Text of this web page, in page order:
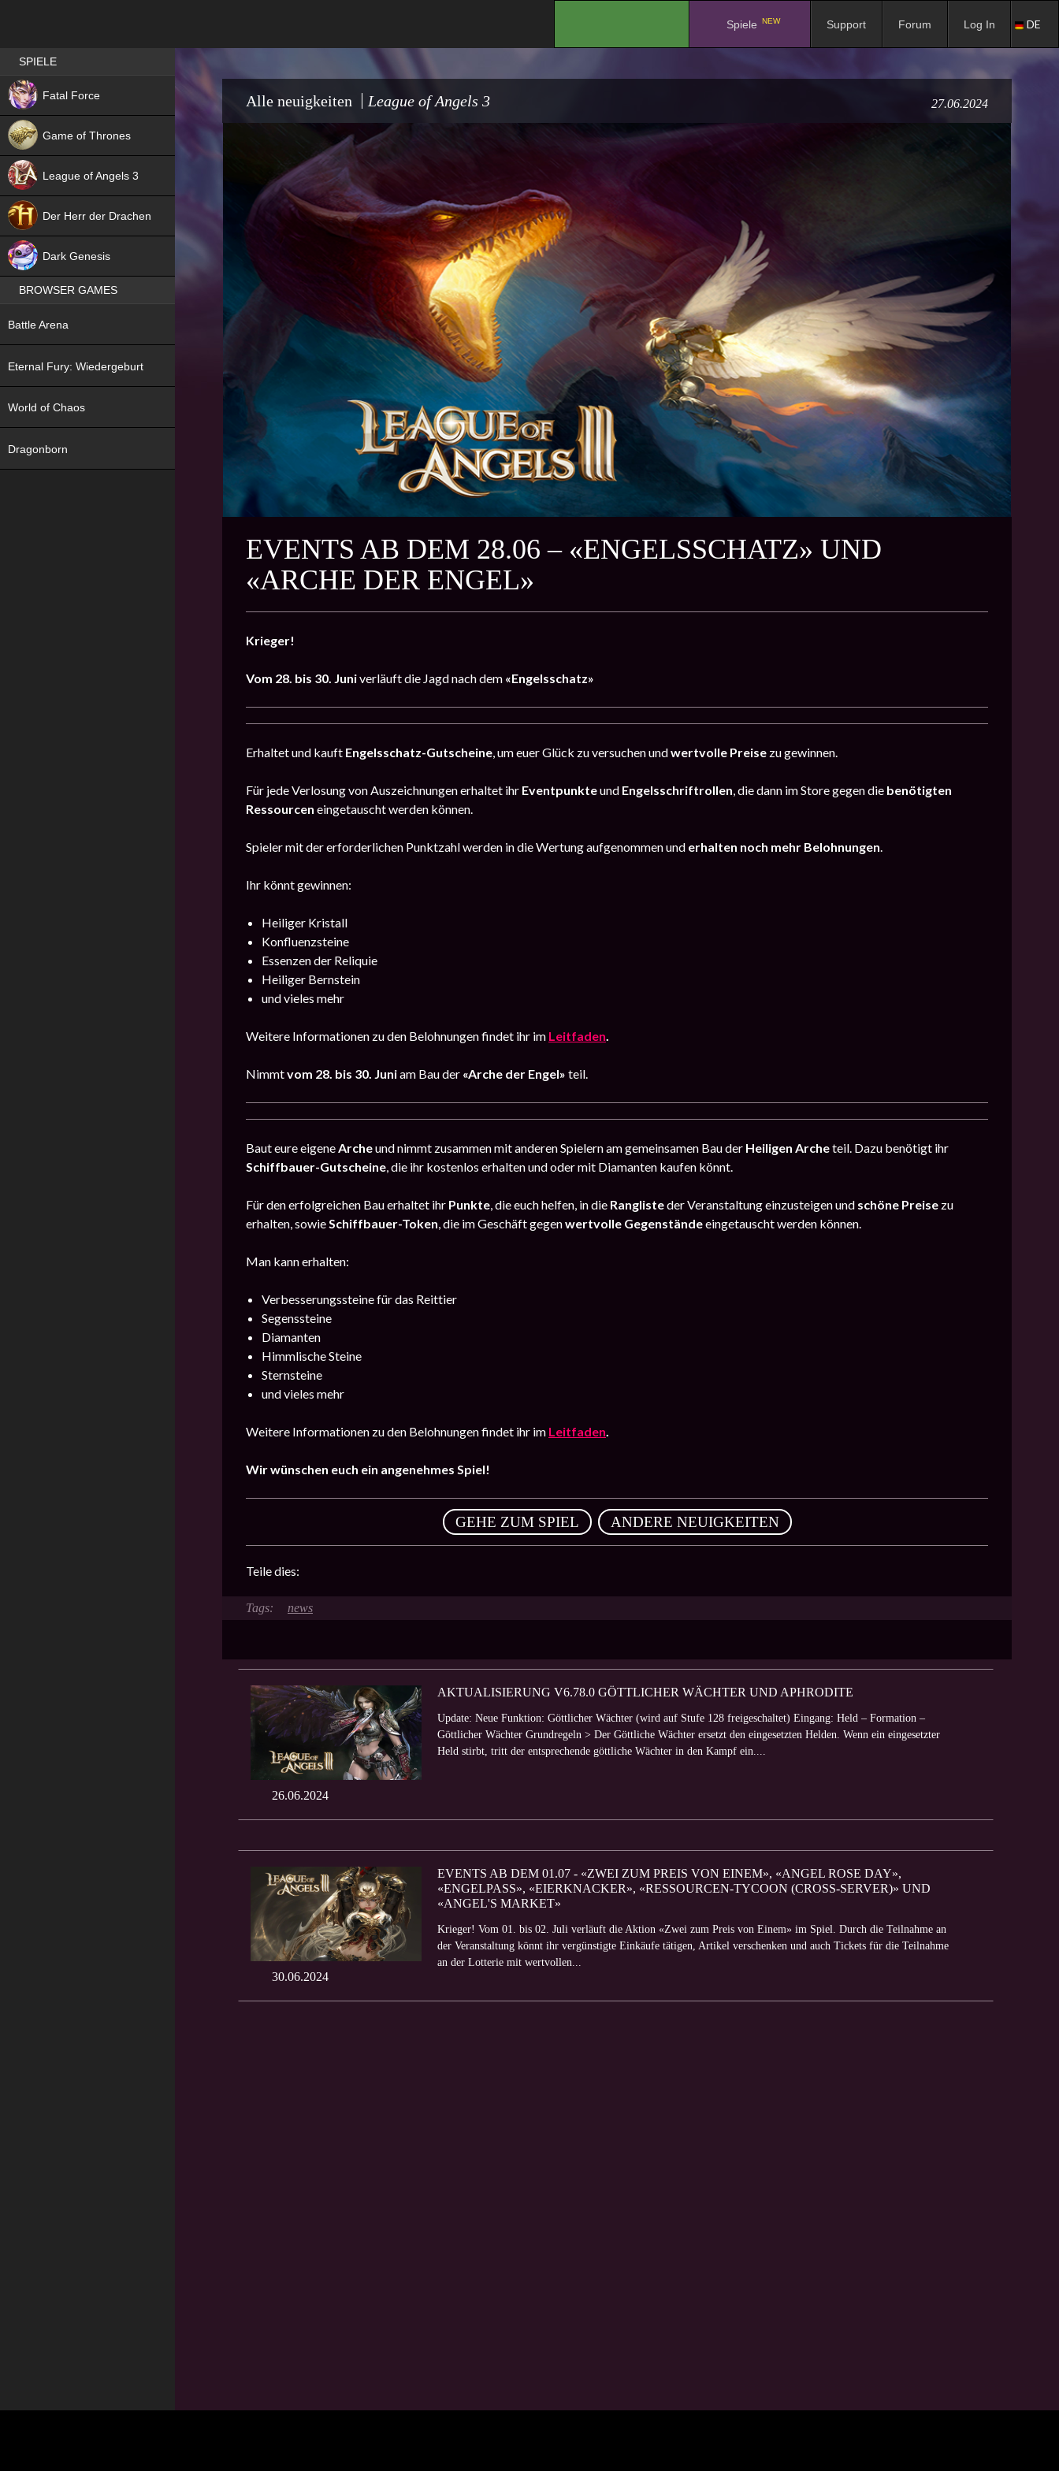
Spiele NEW Support Forum Log In DE
Alle neuigkeiten League of Angels 3 27.06.2024
EVENTS AB DEM 28.06 – «ENGELSSCHATZ» UND
«ARCHE DER ENGEL»
Krieger!
Vom 28. bis 30. Juniverläuft die Jagd nach dem «Engelsschatz»
Erhaltet und kauft Engelsschatz-Gutscheine, um euer Glück zu versuchen undwertvolle Preise zu gewinnen.
Für jede Verlosung von Auszeichnungen erhaltet ihr Eventpunkteund Engelsschriftrollen, die dann im Store gegen die benötigten
Ressourcen eingetauscht werden können.
Spieler mit der erforderlichen Punktzahl werden in die Wertung aufgenommen und erhalten noch mehr Belohnungen.
Ihr könnt gewinnen:
Heiliger Kristall
Konfluenzsteine
Essenzen der Reliquie
Heiliger Bernstein
und vieles mehr
Weitere Informationen zu den Belohnungen findet ihr im Leitfaden.
Nimmtvom 28. bis 30. Juniam Bau der «Arche der Engel» teil.
Baut eure eigeneArcheund nimmt zusammen mit anderen Spielern am gemeinsamen Bau der Heiligen Archeteil. Dazu benötigt ihr
Schiffbauer-Gutscheine, die ihr kostenlos erhalten und oder mit Diamanten kaufen könnt.
Für den erfolgreichen Bau erhaltet ihr Punkte, die euch helfen, in die Ranglisteder Veranstaltung einzusteigen und schöne Preise zu
erhalten, sowieSchiffbauer-Token, die im Geschäft gegenwertvolle Gegenständeeingetauscht werden können.
Man kann erhalten:
Verbesserungssteine für das Reittier
Segenssteine
Diamanten
Himmlische Steine
Sternsteine
und vieles mehr
Weitere Informationen zu den Belohnungen findet ihr im Leitfaden.
Wir wünschen euch ein angenehmes Spiel!
GEHE ZUM SPIEL , ANDERE NEUIGKEITEN
Teile dies:
news
26.06.2024
AKTUALISIERUNG V6.78.0 GÖTTLICHER WÄCHTER UND APHRODITE
Update: Neue Funktion: Göttlicher Wächter (wird auf Stufe 128 freigeschaltet) Eingang: Held – Formation –
Göttlicher Wächter Grundregeln > Der Göttliche Wächter ersetzt den eingesetzten Helden. Wenn ein eingesetzter
Held stirbt, tritt der entsprechende göttliche Wächter in den Kampf ein....
30.06.2024
EVENTS AB DEM 01.07 - «ZWEI ZUM PREIS VON EINEM», «ANGEL ROSE DAY»,
«ENGELPASS», «EIERKNACKER», «RESSOURCEN-TYCOON (CROSS-SERVER)» UND
«ANGEL'S MARKET»
Krieger! Vom 01. bis 02. Juli verläuft die Aktion «Zwei zum Preis von Einem» im Spiel. Durch die Teilnahme an
der Veranstaltung könnt ihr vergünstigte Einkäufe tätigen, Artikel verschenken und auch Tickets für die Teilnahme
an der Lotterie mit wertvollen...
Best RPG games in Germany
SPIELE
Fatal Force
Game of Thrones
League of Angels 3
Der Herr der Drachen
Dark Genesis
BROWSER GAMES
Battle Arena
Eternal Fury: Wiedergeburt
World of Chaos
Dragonborn